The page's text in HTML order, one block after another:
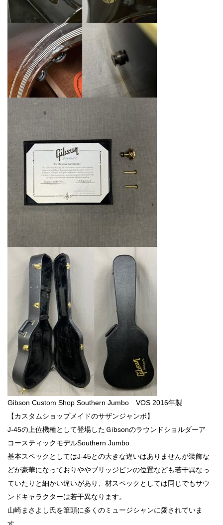
Gibson Custom Shop Southern Jumbo VOS 2016年製
【カスタムショップメイドのサザンジャンボ】
J-45の上位機種として登場したＧibsonのラウンドショルダーア
コースティックモデルSouthern Jumbo
基本スペックとしてはJ-45との大きな違いはありませんが装飾な
どが豪華になっておりややブリッジピンの位置なども若干異なっ
ていたりと細かい違いがあり、材スペックとしては同じでもサウ
ンドキャラクターは若干異なります。
山崎まさよし氏を筆頭に多くのミュージシャンに愛されていま
す。